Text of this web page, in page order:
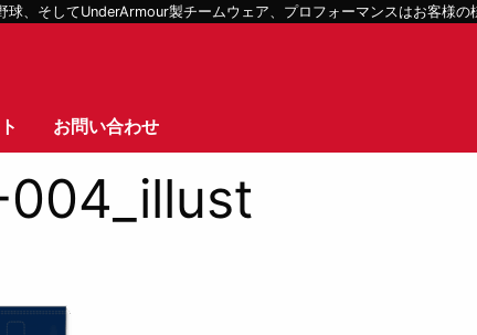
、そしてUnderArmour製チームウェア、プロフォーマンスはお客様の
お問い合わせ
004_illust